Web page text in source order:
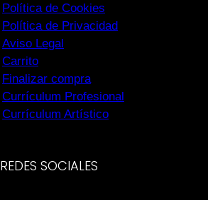
Política de Cookies
Política de Privacidad
Aviso Legal
Carrito
Finalizar compra
Currículum Profesional
Currículum Artístico
REDES SOCIALES